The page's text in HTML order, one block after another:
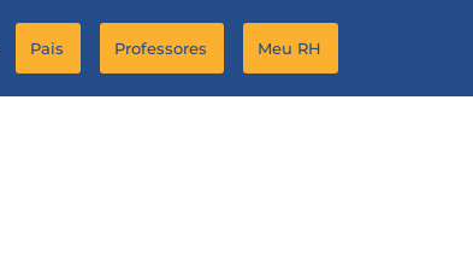
Pais Professores Meu RH